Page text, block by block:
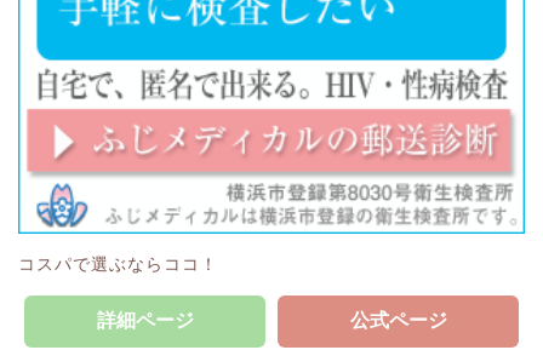
コスパで選ぶならココ！
詳細ページ 公式ページ